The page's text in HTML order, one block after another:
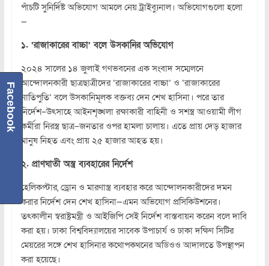
পাঁচটি সুনির্দিষ্ট অভিযোগ আমলে নেয় ট্রাইব্যুনাল। অভিযোগগুলো হলো
—
১. ‘রাজাকারের বাচ্চা’ বলে উসকানির অভিযোগ
২০২৪ সালের ১৪ জুলাই গণভবনের এক সংবাদ সম্মেলনে
আন্দোলনকারী ছাত্রছাত্রীদের ‘রাজাকারের বাচ্চা’ ও ‘রাজাকারের
নাতিপুতি’ বলে উসকানিমূলক বক্তব্য দেন শেখ হাসিনা। পরে তার
নির্দেশ–উৎসাহে আইনশৃঙ্খলা রক্ষাকারী বাহিনী ও সশস্ত্র আওয়ামী লীগ
কর্মীরা নিরস্ত্র ছাত্র–জনতার ওপর হামলা চালায়। এতে প্রায় দেড় হাজার
মানুষ নিহত এবং প্রায় ২৫ হাজার আহত হয়।
২. প্রাণঘাতী অস্ত্র ব্যবহারের নির্দেশ
হেলিকপ্টার, ড্রোন ও মারণাস্ত্র ব্যবহার করে আন্দোলনকারীদের দমন
করার নির্দেশ দেন শেখ হাসিনা—এমন অভিযোগ প্রসিকিউশনের।
তৎকালীন স্বরাষ্ট্রমন্ত্রী ও আইজিপি সেই নির্দেশ বাস্তবায়ন করেন বলে দাবি
করা হয়। ঢাকা বিশ্ববিদ্যালয়ের সাবেক উপাচার্য ও ঢাকা দক্ষিণ সিটির
মেয়রের সঙ্গে শেখ হাসিনার কথোপকথনের অডিওও আদালতে উপস্থাপন
করা হয়েছে।
Facebook